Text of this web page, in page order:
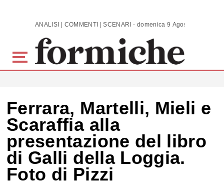
Skip to main content ANALISI | COMMENTI | SCENARI - domenica 9 Agosto 2026
Ferrara, Martelli, Mieli e
Scaraffia alla
presentazione del libro
di Galli della Loggia.
Foto di Pizzi